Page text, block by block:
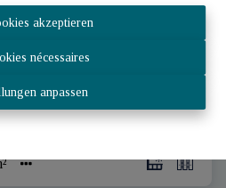
akzeptieren
nécessaires
anpassen
| Ref: 2247